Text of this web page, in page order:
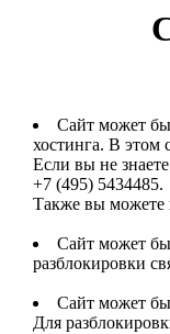
Сайт может
хостинга. В этом
Если вы не
+7 (495) 5434485.
Также вы можете
Сайт может
разблокировки
Сайт может
Для